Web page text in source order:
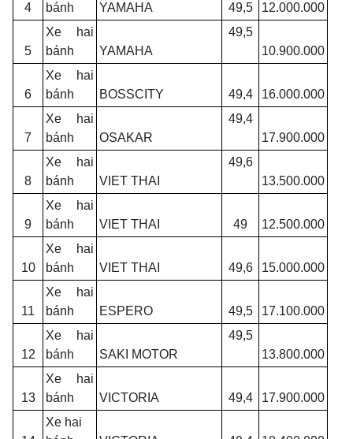
4
bánh
YAMAHA 49,5 12.000.000
5
Xe hai
bánh
YAMAHA
49,5
10.900.000
6
Xe hai
bánh
BOSSCITY 49,4 16.000.000
7
Xe hai
bánh
OSAKAR
49,4
17.900.000
8
Xe hai
bánh
VIET THAI
49,6
13.500.000
9
Xe hai
bánh
VIET THAI 49 12.500.000
10
Xe hai
bánh
VIET THAI 49,6 15.000.000
11
Xe hai
bánh
ESPERO 49,5 17.100.000
12
Xe hai
bánh
SAKI MOTOR
49,5
13.800.000
13
Xe hai
bánh
VICTORIA 49,4 17.900.000
Xe hai